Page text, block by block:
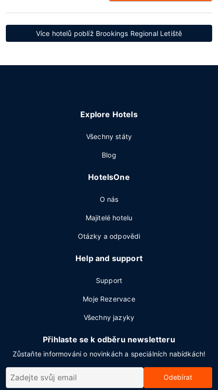
Více hotelů poblíž Brookings Regional Letiště
Explore Hotels
Všechny státy
Blog
HotelsOne
O nás
Majitelé hotelu
Otázky a odpovědi
Help and support
Support
Moje Rezervace
Všechny jazyky
Přihlaste se k odběru newsletteru
Zůstaňte informováni o novinkách a speciálních nabídkách!
Odebírat